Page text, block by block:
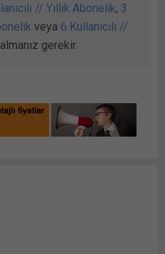
// Yıllık Abonelik, 3
veya 6 Kullanıcılı //
gerekir.